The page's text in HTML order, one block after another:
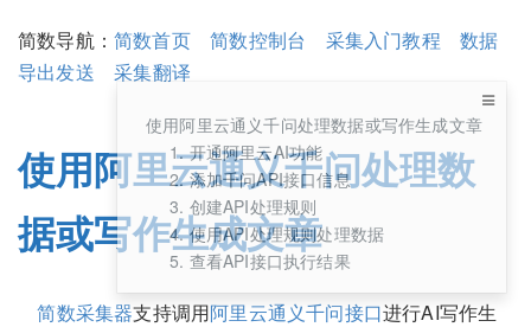
使用阿里云通义千问处理数据或写作生成文章
1. 开通阿里云AI功能
2. 添加千问API接口信息
3. 创建API处理规则
4. 使用API处理规则处理数据
5. 查看API接口执行结果
简数导航： 简数首页 简数控制台 采集入门教程
数据
导出发送
采集翻译
使用阿里云通义千问处理数
据或写作生成文章
简数采集器支持调用阿里云通义千问接口进行AI写作生